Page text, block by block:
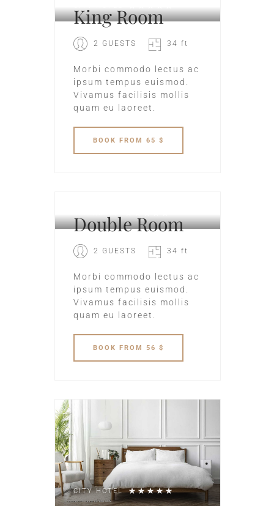
King Room
2 GUESTS 34 ft
Morbi commodo lectus ac
ipsum tempus euismod.
Vivamus facilisis mollis
quam eu laoreet.
BOOK FROM 65 $
Double Room
2 GUESTS 34 ft
Morbi commodo lectus ac
ipsum tempus euismod.
Vivamus facilisis mollis
quam eu laoreet.
BOOK FROM 56 $
CITY HOTEL